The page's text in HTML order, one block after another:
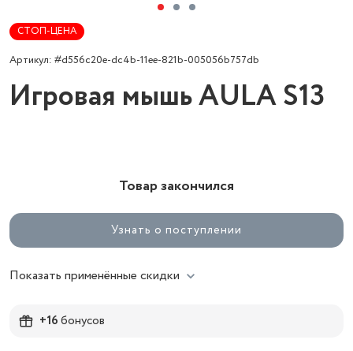
СТОП-ЦЕНА
Артикул: #d556c20e-dc4b-11ee-821b-005056b757db
Игровая мышь AULA S13
Товар закончился
Узнать о поступлении
Показать применённые скидки
+16бонусов